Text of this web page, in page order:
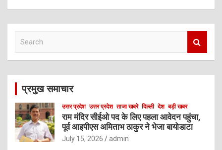
c
प्रमुख समाचार
उत्तर प्रदेश उत्तर प्रदेश ताजा खबरे दिल्ली देश बड़ी खबर
राम मंदिर सीईओ पद के लिए पहला आवेदन पहुंचा,
पूर्व आइपीएस अमिताभ ठाकुर ने भेजा बायोडाटा
July 15, 2026 admin